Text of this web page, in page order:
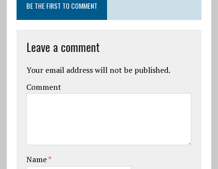
BE THE FIRST TO COMMENT
Leave a comment
Your email address will not be published.
Comment
Name*